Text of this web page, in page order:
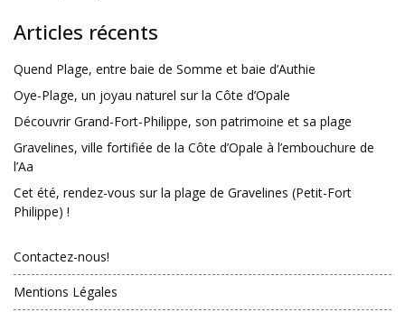
Articles récents
Quend Plage, entre baie de Somme et baie d’Authie
Oye-Plage, un joyau naturel sur la Côte d’Opale
Découvrir Grand-Fort-Philippe, son patrimoine et sa plage
Gravelines, ville fortifiée de la Côte d’Opale à l’embouchure de
l’Aa
Cet été, rendez-vous sur la plage de Gravelines (Petit-Fort
Philippe) !
Contactez-nous!
Mentions Légales